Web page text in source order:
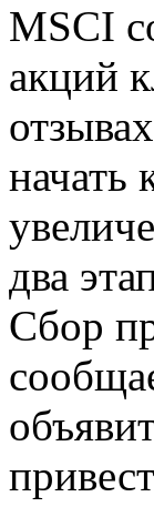
MSCI
акций
начать
два
Сбор